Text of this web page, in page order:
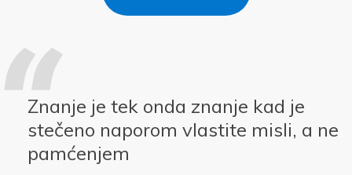
Znanje je tek onda znanje kad je
stečeno naporom vlastite misli, a ne
pamćenjem